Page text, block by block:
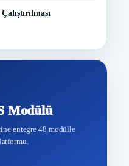
Modülü
entegre 48 modülle